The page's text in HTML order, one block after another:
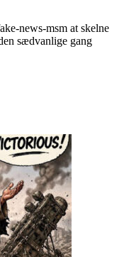
news-msm at skelne
sædvanlige gang